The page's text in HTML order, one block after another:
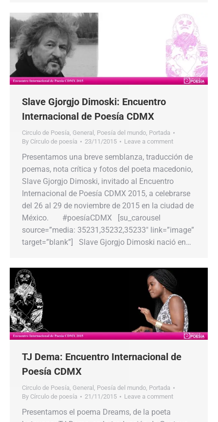
Slave Gjorgjo Dimoski: Encuentro
Internacional de Poesía CDMX
Circulo de Poesía, General , Poesía del mundo, Portada
By Círculo de poesía 23/11/2015 Leave a comment
Presentamos una breve semblanza, traducción de
poemas, nota crítica y fotos del poeta macedonio,
Slave Gjorgjo Dimoski, invitado al Encuentro
Internacional de Poesía CDMX 2015, a celebrarse
del 26 al 29 de noviembre de 2015 en la ciudad de
México. #poesíaCDMX [su_carousel
source=”media: 35231,35232,35233″ link=”image”
target=”blank”] Slave Gjorgjo Dimoski nació en…
TJ Dema: Encuentro Internacional de
Poesía CDMX
Circulo de Poesía, General , Poesía del mundo, Portada
By Círculo de poesía 21/11/2015 Leave a comment
Presentamos el poema Dreams, de la poeta